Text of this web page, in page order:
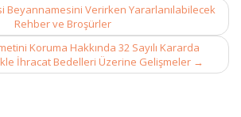
Beyannamesini Verirken Yararlanılabilecek
Rehber ve Broşürler
Koruma Hakkında 32 Sayılı Kararda
İhracat Bedelleri Üzerine Gelişmeler →